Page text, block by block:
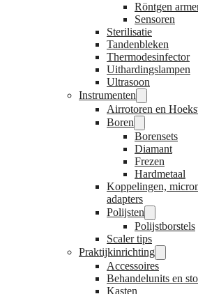
Röntgen
Sensoren
Sterilisatie
Tandenbleken
Thermodesinfector
Uithardingslampen
Ultrasoon
Instrumenten
Airrotoren en
Boren
Borensets
Diamant
Frezen
Hardmetaal
Koppelingen,
adapters
Polijsten
Polijstborstels
Scaler tips
Praktijkinrichting
Accessoires
Behandelunits en
Kasten